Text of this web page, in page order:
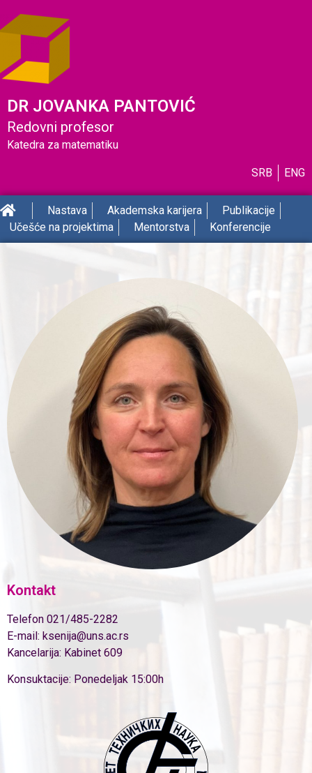
DR JOVANKA PANTOVIĆ
Redovni profesor
Katedra za matematiku
SRB ENG
Nastava Akademska karijera
Publikacije
Učešće na projektima
Mentorstva Konferencije
Kontakt
Telefon 021/485-2282
E-mail: ksenija@uns.ac.rs
Kancelarija: Kabinet 609
Konsuktacije: Ponedeljak 15:00h